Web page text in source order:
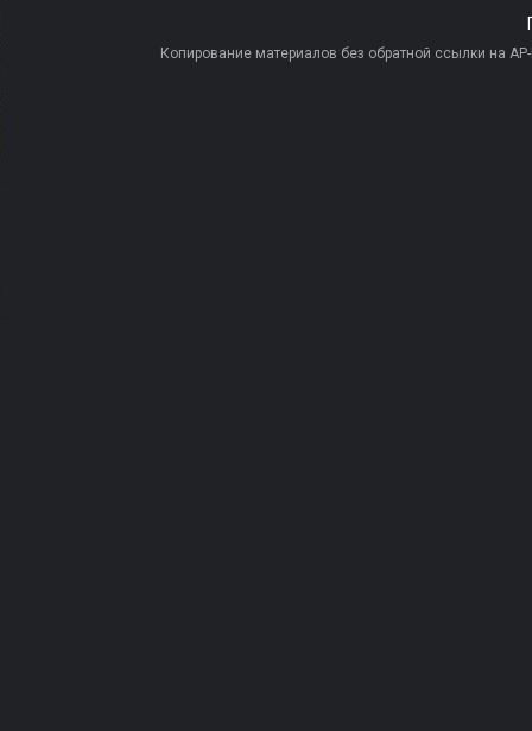
Копирование материалов без обратной ссылки на